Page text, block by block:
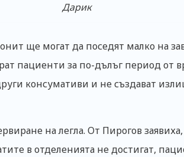
Дарик
ще могат да поседят малко на
пациенти за по-дълъг период от
консумативи и не създават
на легла. От Пирогов
в отделенията не достигат,